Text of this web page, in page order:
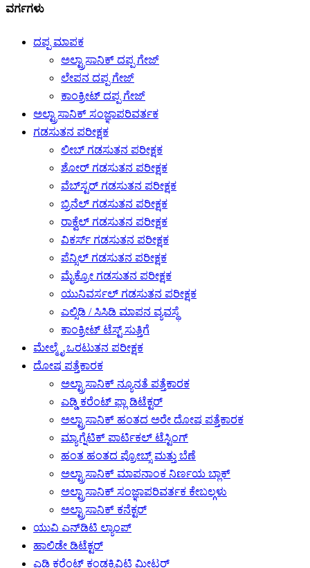
ವರ್ಗಗಳು
ದಪ್ಪ ಮಾಪಕ
ಅಲ್ಟ್ರಾಸಾನಿಕ್ ದಪ್ಪ ಗೇಜ್
ಲೇಪನ ದಪ್ಪ ಗೇಜ್
ಕಾಂಕ್ರೀಟ್ ದಪ್ಪ ಗೇಜ್
ಅಲ್ಟ್ರಾಸಾನಿಕ್ ಸಂಜ್ಞಾಪರಿವರ್ತಕ
ಗಡಸುತನ ಪರೀಕ್ಷಕ
ಲೀಬ್ ಗಡಸುತನ ಪರೀಕ್ಷಕ
ಶೋರ್ ಗಡಸುತನ ಪರೀಕ್ಷಕ
ವೆಬ್‌ಸ್ಟರ್ ಗಡಸುತನ ಪರೀಕ್ಷಕ
ಬ್ರಿನೆಲ್ ಗಡಸುತನ ಪರೀಕ್ಷಕ
ರಾಕ್ವೆಲ್ ಗಡಸುತನ ಪರೀಕ್ಷಕ
ವಿಕರ್ಸ್ ಗಡಸುತನ ಪರೀಕ್ಷಕ
ಪೆನ್ಸಿಲ್ ಗಡಸುತನ ಪರೀಕ್ಷಕ
ಮೈಕ್ರೋ ಗಡಸುತನ ಪರೀಕ್ಷಕ
ಯುನಿವರ್ಸಲ್ ಗಡಸುತನ ಪರೀಕ್ಷಕ
ಎಲ್ಸಿಡಿ / ಸಿಸಿಡಿ ಮಾಪನ ವ್ಯವಸ್ಥೆ
ಕಾಂಕ್ರೀಟ್ ಟೆಸ್ಟ್ ಸುತ್ತಿಗೆ
ಮೇಲ್ಮೈ ಒರಟುತನ ಪರೀಕ್ಷಕ
ದೋಷ ಪತ್ತೆಕಾರಕ
ಅಲ್ಟ್ರಾಸಾನಿಕ್ ನ್ಯೂನತೆ ಪತ್ತೆಕಾರಕ
ಎಡ್ಡಿ ಕರೆಂಟ್ ಫ್ಲಾ ಡಿಟೆಕ್ಟರ್
ಅಲ್ಟ್ರಾಸಾನಿಕ್ ಹಂತದ ಅರೇ ದೋಷ ಪತ್ತೆಕಾರಕ
ಮ್ಯಾಗ್ನೆಟಿಕ್ ಪಾರ್ಟಿಕಲ್ ಟೆಸ್ಟಿಂಗ್
ಹಂತ ಹಂತದ ಪ್ರೋಬ್ಸ್ ಮತ್ತು ಬೆಣೆ
ಅಲ್ಟ್ರಾಸಾನಿಕ್ ಮಾಪನಾಂಕ ನಿರ್ಣಯ ಬ್ಲಾಕ್
ಅಲ್ಟ್ರಾಸಾನಿಕ್ ಸಂಜ್ಞಾಪರಿವರ್ತಕ ಕೇಬಲ್ಗಳು
ಅಲ್ಟ್ರಾಸಾನಿಕ್ ಕನೆಕ್ಟರ್
ಯುವಿ ಎನ್‌ಡಿಟಿ ಲ್ಯಾಂಪ್
ಹಾಲಿಡೇ ಡಿಟೆಕ್ಟರ್
ಎಡ್ಡಿ ಕರೆಂಟ್ ಕಂಡಕ್ಟಿವಿಟಿ ಮೀಟರ್